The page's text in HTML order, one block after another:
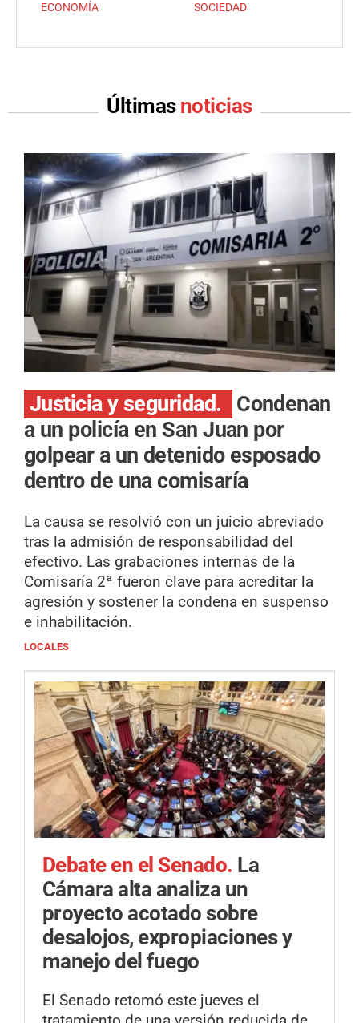
ECONOMÍA
SOCIEDAD
Últimas noticias
Justicia y seguridad.
Condenan
a un policía en San Juan por
golpear a un detenido esposado
dentro de una comisaría
La causa se resolvió con un juicio abreviado
tras la admisión de responsabilidad del
efectivo. Las grabaciones internas de la
Comisaría 2ª fueron clave para acreditar la
agresión y sostener la condena en suspenso
e inhabilitación.
LOCALES
Debate en el Senado. La
Cámara alta analiza un
proyecto acotado sobre
desalojos, expropiaciones y
manejo del fuego
El Senado retomó este jueves el